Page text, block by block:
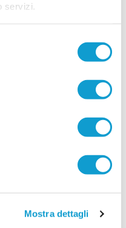
servizi.
Mostra dettagli